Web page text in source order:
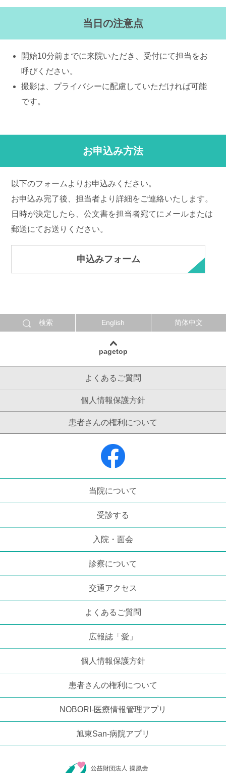
当日の注意点
開始10分前までに来院いただき、受付にて担当をお
呼びください。
撮影は、プライバシーに配慮していただければ可能
です。
お申込み方法
以下のフォームよりお申込みください。
お申込み完了後、担当者より詳細をご連絡いたします。
日時が決定したら、公文書を担当者宛てにメールまたは
郵送にてお送りください。
申込みフォーム
よくあるご質問
個人情報保護方針
患者さんの権利について
検索 English 简体中文
pagetop
当院について
受診する
入院・面会
診察について
交通アクセス
よくあるご質問
広報誌「愛」
個人情報保護方針
患者さんの権利について
NOBORI-医療情報管理アプリ
旭東San-病院アプリ